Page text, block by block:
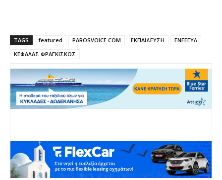
TAGS featured PAROSVOICE.COM ΕΚΠΑΙΔΕΥΣΗ
ΕΝΕΕΓΥΛ
ΚΕΦΑΛΑΣ ΦΡΑΓΚΙΣΚΟΣ